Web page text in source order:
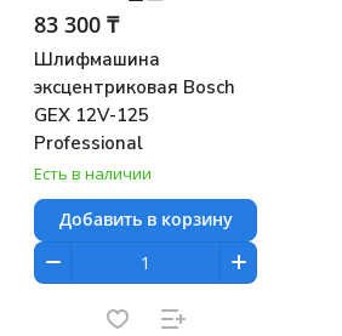
83 300 ₸
Шлифмашина
эксцентриковая Bosch
GEX 12V-125
Professional
Есть в наличии
Добавить в корзину